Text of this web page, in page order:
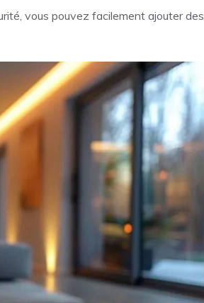
vous pouvez facilement ajouter des